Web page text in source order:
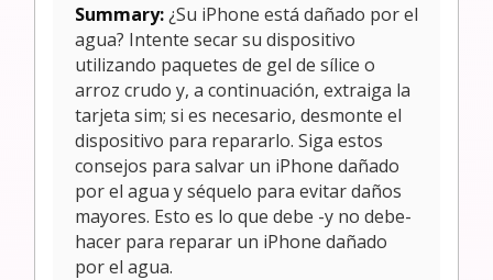
Summary:¿Su iPhone está dañado por el
agua? Intente secar su dispositivo
utilizando paquetes de gel de sílice o
arroz crudo y, a continuación, extraiga la
tarjeta sim; si es necesario, desmonte el
dispositivo para repararlo. Siga estos
consejos para salvar un iPhone dañado
por el agua y séquelo para evitar daños
mayores. Esto es lo que debe -y no debe-
hacer para reparar un iPhone dañado
por el agua.